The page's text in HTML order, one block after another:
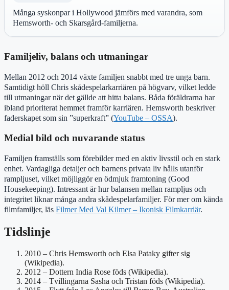
Många syskonpar i Hollywood jämförs med varandra, som
Hemsworth- och Skarsgård-familjerna.
Familjeliv, balans och utmaningar
Mellan 2012 och 2014 växte familjen snabbt med tre unga barn.
Samtidigt höll Chris skådespelarkarriären på högvarv, vilket ledde
till utmaningar när det gällde att hitta balans. Båda föräldrarna har
ibland prioriterat hemmet framför karriären. Hemsworth beskriver
faderskapet som sin ”superkraft” (YouTube – OSSA).
Medial bild och nuvarande status
Familjen framställs som förebilder med en aktiv livsstil och en stark
enhet. Vardagliga detaljer och barnens privata liv hålls utanför
rampljuset, vilket möjliggör en ödmjuk framtoning (Good
Housekeeping). Intressant är hur balansen mellan rampljus och
integritet liknar många andra skådespelarfamiljer. För mer om kända
filmfamiljer, läs Filmer Med Val Kilmer – Ikonisk Filmkarriär.
Tidslinje
2010 – Chris Hemsworth och Elsa Pataky gifter sig
(Wikipedia).
2012 – Dottern India Rose föds (Wikipedia).
2014 – Tvillingarna Sasha och Tristan föds (Wikipedia).